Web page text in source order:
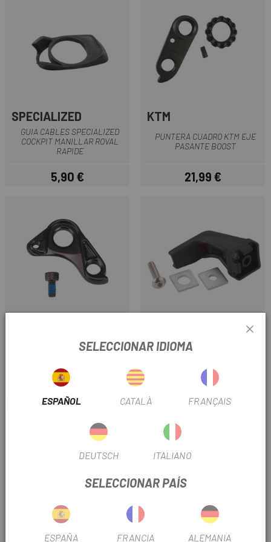
SPECIALIZED
GUIA CABLES SPECIALIZED
COCKPIT MANILLAR ROVAL
RAPIDE
Precio
5,90 €
KTM
PUNTERA CUADRO KTM EJE
PASANTE BOOST
Precio
21,99 €
PUNTERA CUADRO
SPECIALIZED AETHOS /
Precio
16 €
GANCHO RUEDA DELANTERA
Precio
11 €
SELECCIONAR IDIOMA
ESPAÑOL CATALÀ FRANÇAIS
DEUTSCH ITALIANO
SELECCIONAR PAÍS
ESPAÑA FRANCIA ALEMANIA